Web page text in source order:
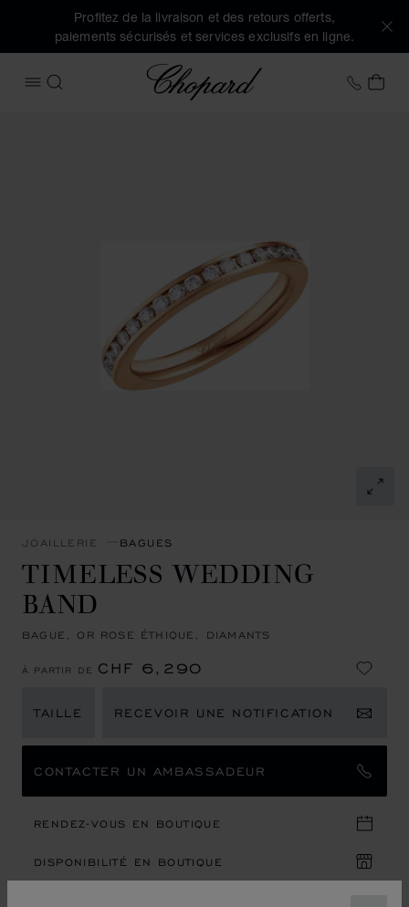
Profitez de la livraison et des retours offerts,
paiements sécurisés et services exclusifs en ligne.
OUVRIR LE MENU
RECHERCHER
Chopard +41
JOAILLERIE BAGUES
TIMELESS WEDDING
BAND
BAGUE, OR ROSE ÉTHIQUE, DIAMANTS
À PARTIR DE CHF 6,290
TAILLE RECEVOIR UNE NOTIFICATION
CONTACTER UN AMBASSADEUR
RENDEZ-VOUS EN BOUTIQUE
DISPONIBILITÉ EN BOUTIQUE